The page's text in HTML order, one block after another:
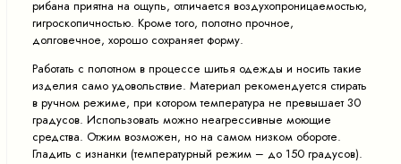
рибана приятна на ощупь, отличается воздухопроницаемостью,
гигроскопичностью. Кроме того, полотно прочное,
долговечное, хорошо сохраняет форму.
Работать с полотном в процессе шитья одежды и носить такие
изделия само удовольствие. Материал рекомендуется стирать
в ручном режиме, при котором температура не превышает 30
градусов. Использовать можно неагрессивные моющие
средства. Отжим возможен, но на самом низком обороте.
Гладить с изнанки (температурный режим – до 150 градусов).